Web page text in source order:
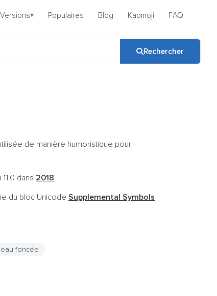
Versions▾ Populaires Blog Kaomoji FAQ
Rechercher
de manière humoristique pour
dans 2018.
du bloc Unicode Supplemental Symbols
foncée